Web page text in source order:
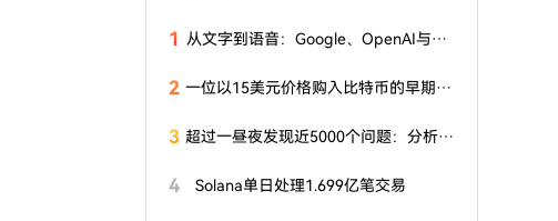
1 从文字到语音：Google、OpenAI与微
2 一位以15美元价格购入比特币的早期大
3 超过一昼夜发现近5000个问题：分析师
4 Solana单日处理1.699亿笔交易